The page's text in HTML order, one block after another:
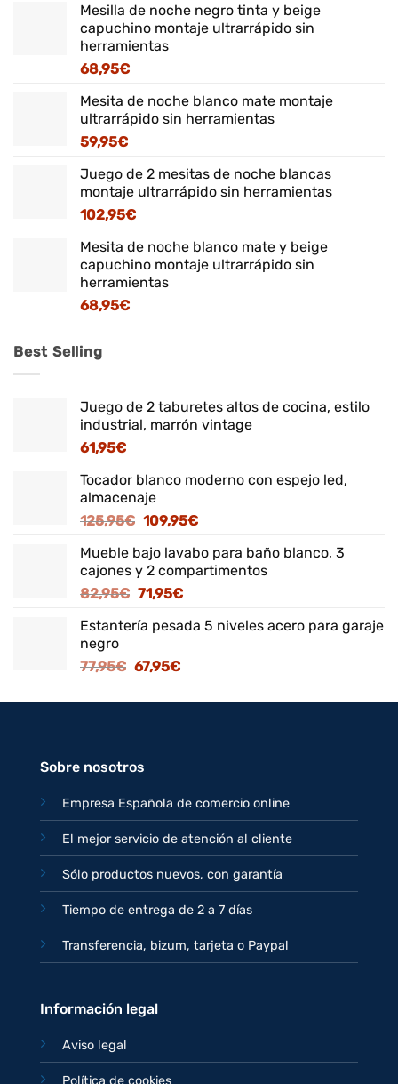
Mesilla de noche negro tinta y beige
capuchino montaje ultrarrápido sin
herramientas
68,95€
Mesita de noche blanco mate montaje
ultrarrápido sin herramientas
59,95€
Juego de 2 mesitas de noche blancas
montaje ultrarrápido sin herramientas
102,95€
Mesita de noche blanco mate y beige
capuchino montaje ultrarrápido sin
herramientas
68,95€
Best Selling
Juego de 2 taburetes altos de cocina, estilo
industrial, marrón vintage
61,95€
Tocador blanco moderno con espejo led,
almacenaje
125,95€ El
original
era:
125,95€.
109,95€El
actual
es:
Mueble bajo lavabo para baño blanco, 3
cajones y 2 compartimentos
82,95€ El
original
82,95€.
71,95€El
actual
Estantería pesada 5 niveles acero para garaje
negro
77,95€ El
original
67,95€El
actual
Sobre nosotros
Empresa Española de comercio online
El mejor servicio de atención al cliente
Sólo productos nuevos, con garantía
Tiempo de entrega de 2 a 7 días
Transferencia, bizum, tarjeta o Paypal
Información legal
Aviso legal
Política de cookies